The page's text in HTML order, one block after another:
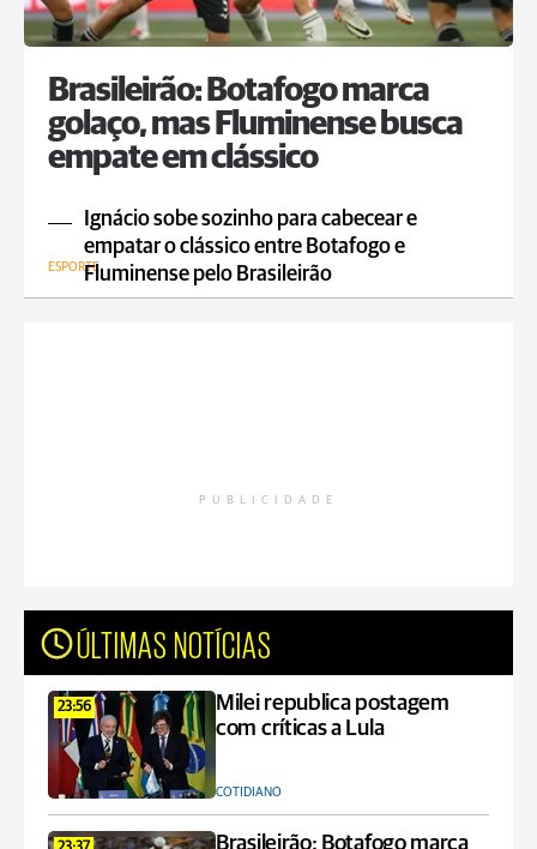
Brasileirão: Botafogo marca
golaço, mas Fluminense busca
empate em clássico
Ignácio sobe sozinho para cabecear e
empatar o clássico entre Botafogo e
Fluminense pelo Brasileirão
ESPORTE
PUBLICIDADE
ÚLTIMAS NOTÍCIAS
23:56
Milei republica postagem
com críticas a Lula
COTIDIANO
Brasileirão: Botafogo marca